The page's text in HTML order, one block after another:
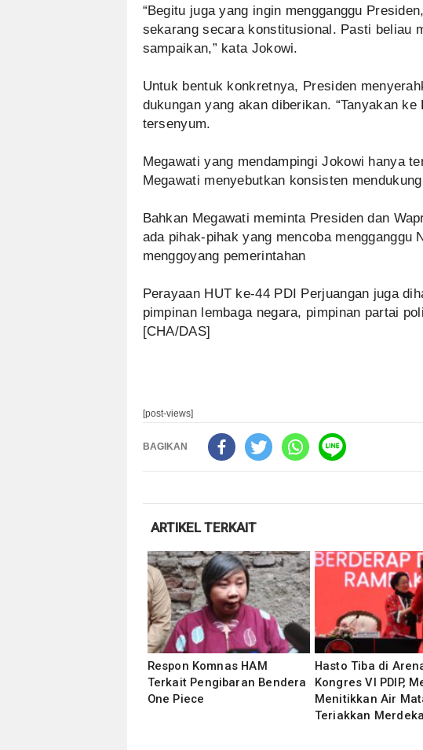
“Begitu juga yang ingin mengganggu
sekarang secara konstitusional. Pasti beliau
sampaikan,” kata Jokowi.
Untuk bentuk konkretnya, Presiden
dukungan yang akan diberikan. “Tanyakan
tersenyum.
Megawati yang mendampingi Jokowi hanya
Megawati menyebutkan konsisten
Bahkan Megawati meminta Presiden dan
ada pihak-pihak yang mencoba mengganggu
menggoyang pemerintahan
Perayaan HUT ke-44 PDI Perjuangan juga
pimpinan lembaga negara, pimpinan partai
[CHA/DAS]
[post-views]
BAGIKAN
ARTIKEL TERKAIT
Respon Komnas HAM
Terkait Pengibaran Bendera
One Piece
Hasto Tiba di
Kongres VI PDIP,
Menitikkan Air
Teriakkan Merdeka